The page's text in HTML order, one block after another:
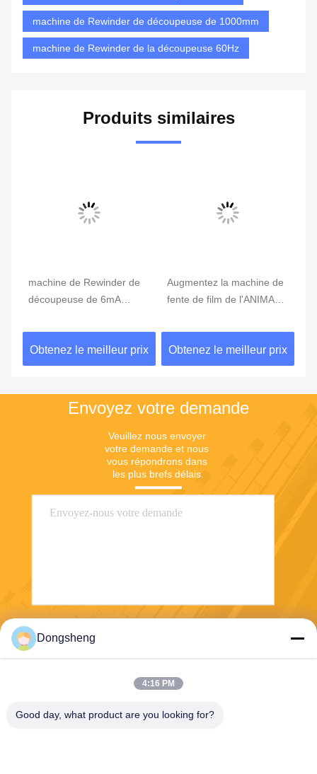
machine de Rewinder de découpeuse de 1000mm
machine de Rewinder de la découpeuse 60Hz
Produits similaires
machine de Rewinder de
découpeuse de 6mA
machine de rebobinage de
feuille de plastique
Obtenez le meilleur prix
Augmentez la machine de
fente de film de l'ANIMAL
rouleau
Obtenez le meilleur prix
Envoyez votre demande
Veuillez nous envoyer
votre demande et nous
vous répondrons dans
les plus brefs délais.
Dongsheng
4:16 PM
Good day, what product are you looking for?